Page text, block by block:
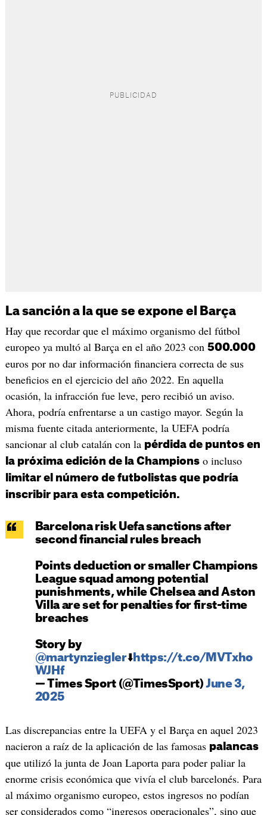
La sanción a la que se expone el Barça
Hay que recordar que el máximo organismo del fútbol
europeo ya multó al Barça en el año 2023 con 500.000
euros por no dar información financiera correcta de sus
beneficios en el ejercicio del año 2022. En aquella
ocasión, la infracción fue leve, pero recibió un aviso.
Ahora, podría enfrentarse a un castigo mayor. Según la
misma fuente citada anteriormente, la UEFA podría
sancionar al club catalán con la pérdida de puntos en
la próxima edición de la Championso incluso
limitar el número de futbolistas que podría
inscribir para esta competición.
Barcelona risk Uefa sanctions after
second financial rules breach
Points deduction or smaller Champions
League squad among potential
punishments, while Chelsea and Aston
Villa are set for penalties for first-time
breaches
Story by
@martynziegler⬇️ https://t.co/MVTxho
WJHf
— Times Sport (@TimesSport)June 3,
2025
Las discrepancias entre la UEFA y el Barça en aquel 2023
nacieron a raíz de la aplicación de las famosas palancas
que utilizó la junta de Joan Laporta para poder paliar la
enorme crisis económica que vivía el club barcelonés. Para
al máximo organismo europeo, estos ingresos no podían
ser considerados como “ingresos operacionales”, sino que